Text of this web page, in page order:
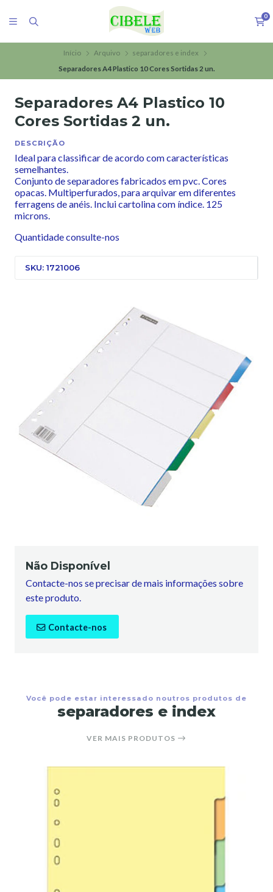
0
Início Arquivo
separadores e index
Separadores A4 Plastico 10 Cores Sortidas 2 un.
Separadores A4 Plastico 10
Cores Sortidas 2 un.
DESCRIÇÃO
Ideal para classificar de acordo com características
semelhantes.
Conjunto de separadores fabricados em pvc. Cores
opacas. Multiperfurados, para arquivar em diferentes
ferragens de anéis. Inclui cartolina com índice. 125
microns.
Quantidade consulte-nos
SKU: 1721006
Não Disponível
Contacte-nos se precisar de mais informações sobre
este produto.
Contacte-nos
Você pode estar interessado noutros produtos de
separadores e index
VER MAIS PRODUTOS